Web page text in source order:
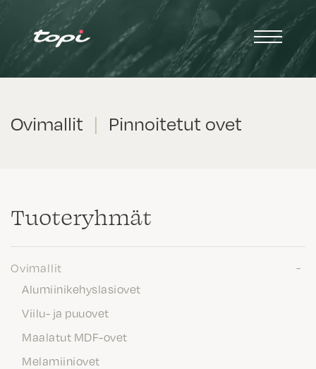
Ovimallit | Pinnoitetut ovet
Tuote­ryhmät
Ovimallit
Alumiinikehyslasiovet
Viilu- ja puuovet
Maalatut MDF-ovet
Melamiiniovet